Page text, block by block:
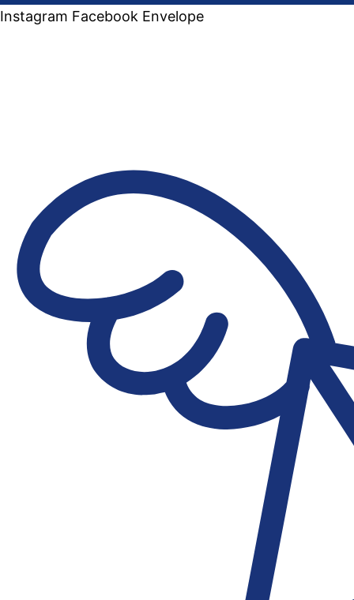
Instagram Facebook Envelope